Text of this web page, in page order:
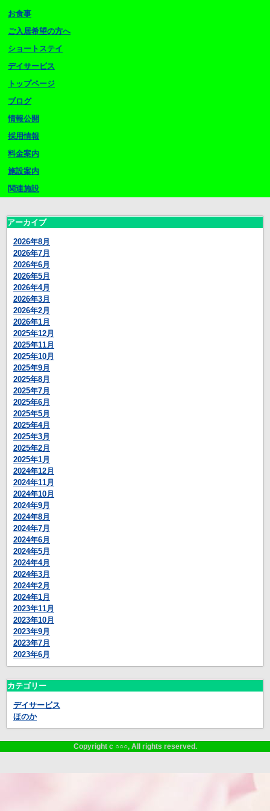
お食事
ご入居希望の方へ
ショートステイ
デイサービス
トップページ
ブログ
情報公開
採用情報
料金案内
施設案内
関連施設
アーカイブ
2026年8月
2026年7月
2026年6月
2026年5月
2026年4月
2026年3月
2026年2月
2026年1月
2025年12月
2025年11月
2025年10月
2025年9月
2025年8月
2025年7月
2025年6月
2025年5月
2025年4月
2025年3月
2025年2月
2025年1月
2024年12月
2024年11月
2024年10月
2024年9月
2024年8月
2024年7月
2024年6月
2024年5月
2024年4月
2024年3月
2024年2月
2024年1月
2023年11月
2023年10月
2023年9月
2023年7月
2023年6月
カテゴリー
デイサービス
ほのか
Copyright c ○○○, All rights reserved.